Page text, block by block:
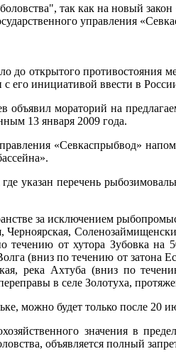
так как на новый
управления
до открытого противостояния
с его инициативой ввести в
мораторий на
13 января 2009 года.
«Севкаспрыбвод»
указан перечень
за исключением
течению от хутора Зубовка
(вниз по течению от
река Ахтуба (вниз по
в селе Золотуха,
можно будет только после 20
значения в
объявляется полный